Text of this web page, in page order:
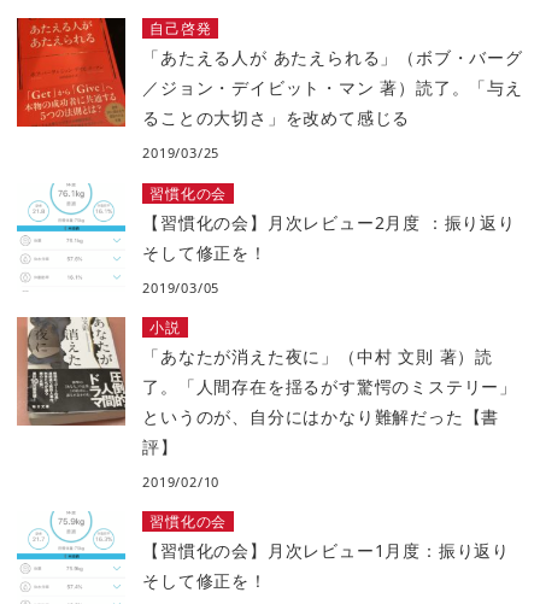
自己啓発
「あたえる人が あたえられる」（ボブ・バーグ
／ジョン・デイビット・マン 著）読了。「与え
ることの大切さ」を改めて感じる
2019/03/25
習慣化の会
【習慣化の会】月次レビュー2月度 ：振り返り
そして修正を！
2019/03/05
小説
「あなたが消えた夜に」（中村 文則 著）読
了。「人間存在を揺るがす驚愕のミステリー」
というのが、自分にはかなり難解だった【書
評】
2019/02/10
習慣化の会
【習慣化の会】月次レビュー1月度：振り返り
そして修正を！